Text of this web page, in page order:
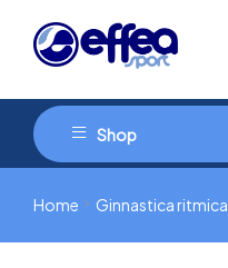
Shop
Home Ginnastica ritmica